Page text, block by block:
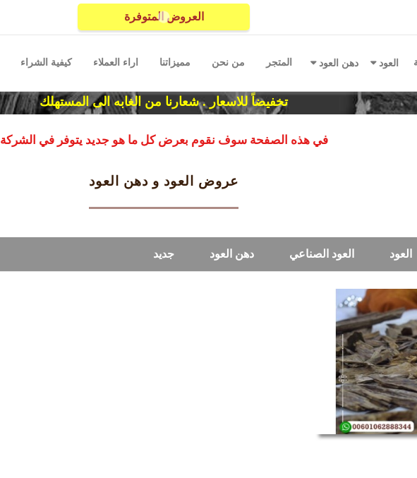
العروض المتوفرة
العود دهن العود المتجر من نحن مميزاتنا اراء العملاء كيفية الشراء
تخفيضاً للاسعار . شعارنا من الغابه الى المستهلك
في هذه الصفحة سوف نقوم بعرض كل ما هو جديد يتوفر في الشركة
عروض العود و دهن العود
العود العود الصناعي دهن العود جديد